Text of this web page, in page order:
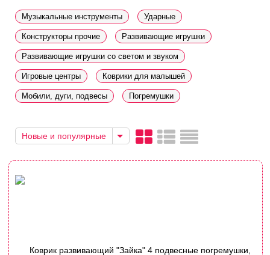
Музыкальные инструменты Ударные
Конструкторы прочие Развивающие игрушки
Развивающие игрушки со светом и звуком
Игровые центры Коврики для малышей
Мобили, дуги, подвесы Погремушки
Новые и популярные